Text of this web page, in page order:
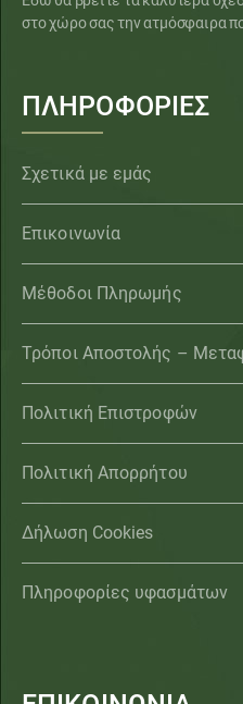
στο χώρο σας την ατμόσφαιρα
ΠΛΗΡΟΦΟΡΙΕΣ
Σχετικά με εμάς
Επικοινωνία
Μέθοδοι Πληρωμής
Τρόποι Αποστολής –
Πολιτική Επιστροφών
Πολιτική Απορρήτου
Δήλωση Cookies
Πληροφορίες υφασμάτων